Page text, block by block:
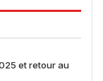
et retour au